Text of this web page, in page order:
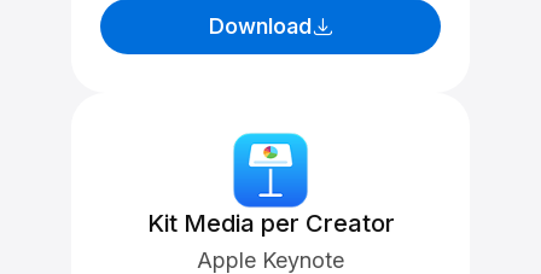
Download
Kit Media per Creator
Apple Keynote